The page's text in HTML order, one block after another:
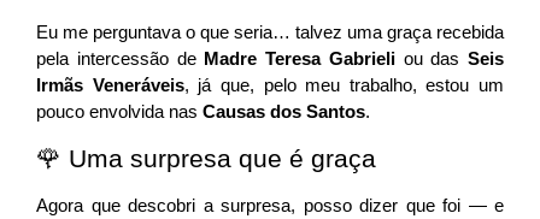
Eu me perguntava o que seria… talvez uma graça recebida
pela intercessão de Madre Teresa Gabrieliou das Seis
Irmãs Veneráveis, já que, pelo meu trabalho, estou um
pouco envolvida nas Causas dos Santos.
🌹 Uma surpresa que é graça
Agora que descobri a surpresa, posso dizer que foi — e